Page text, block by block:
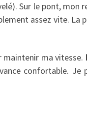
Sur le pont, mon
assez vite. La
maintenir ma vitesse.
confortable. Je